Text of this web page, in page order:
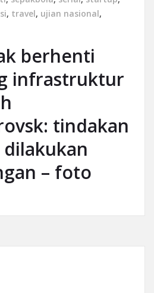
, travel, ujian nasional,
berhenti
infrastruktur
tindakan
– foto